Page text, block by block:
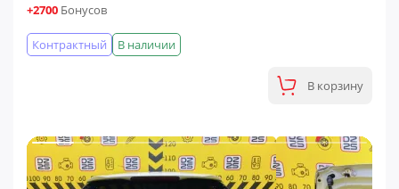
+2700 Бонусов
В наличии
Контрактный
В корзину